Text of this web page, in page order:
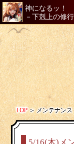
神になるッ！
－下剋上の修
TOP＞メンテナンス
5/16(木)メ